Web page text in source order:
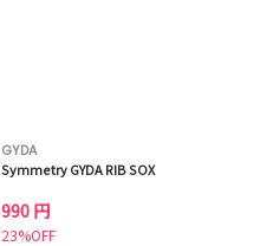
GYDA
Symmetry GYDA RIB SOX
990 円
23%OFF